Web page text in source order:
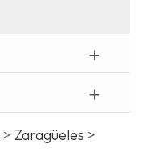
> Zaragüeles >